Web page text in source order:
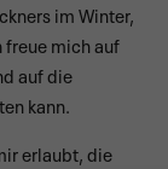
im Winter,
mich auf
auf die
kann.
erlaubt, die